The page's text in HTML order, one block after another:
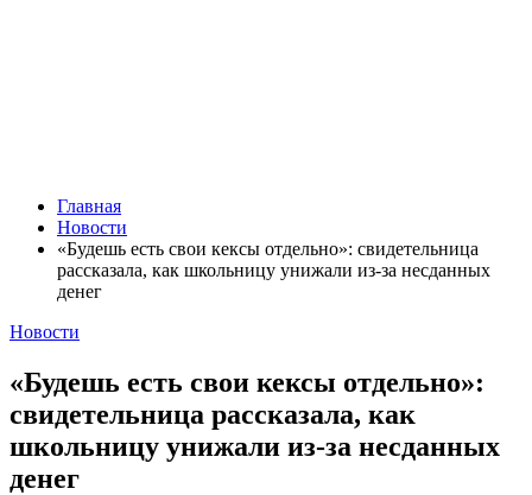
Главная
Новости
«Будешь есть свои кексы отдельно»: свидетельница
рассказала, как школьницу унижали из-за несданных
денег
Новости
«Будешь есть свои кексы отдельно»:
свидетельница рассказала, как
школьницу унижали из-за несданных
денег